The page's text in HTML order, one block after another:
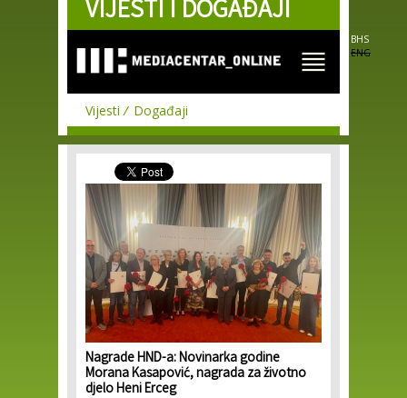
Skip to
main
VIJESTI I DOGAĐAJI
BHS
ENG
Vijesti Događaji
Nagrade HND-a: Novinarka godine
Morana Kasapović, nagrada za životno
djelo Heni Erceg